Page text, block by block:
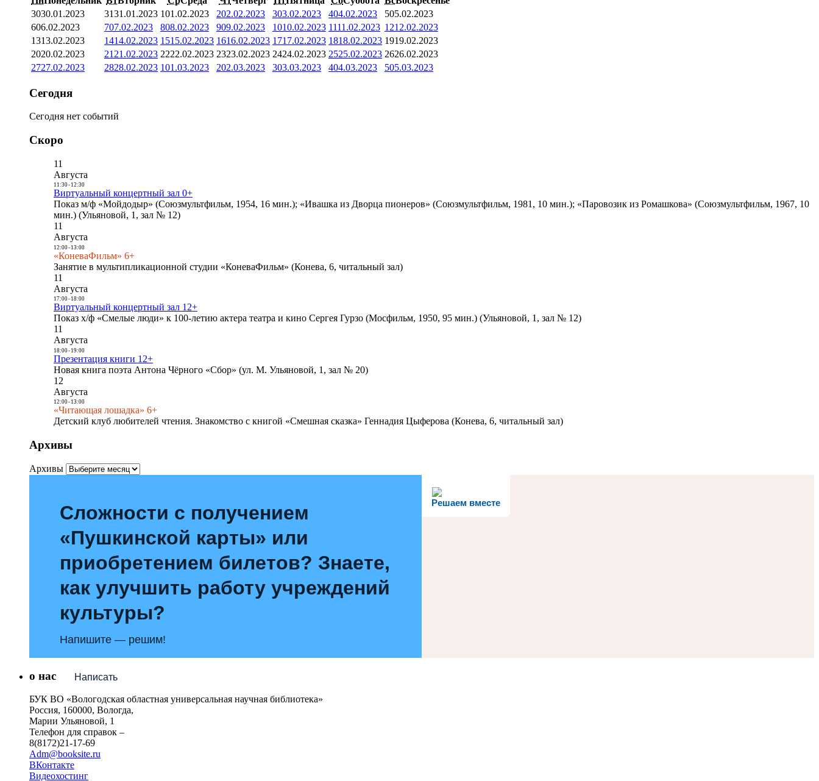
3030.01.2023 3131.01.2023 101.02.2023 202.02.2023 303.02.2023 404.02.2023 505.02.2023
606.02.2023 707.02.2023 808.02.2023 909.02.2023 1010.02.2023 1111.02.2023 1212.02.2023
1313.02.2023 1414.02.2023 1515.02.2023 1616.02.2023 1717.02.2023 1818.02.2023 1919.02.2023
2020.02.2023 21 21.02.2023 2222.02.2023 2323.02.2023 2424.02.2023 2525.02.2023 2626.02.2023
2727.02.2023 2828.02.2023 101.03.2023 202.03.2023 303.03.2023 404.03.2023 505.03.2023
Сегодня
Сегодня нет событий
Скоро
11
Августа
11:30- 12:30
Виртуальный концертный зал 0+
Показ м/ф «Мойдодыр» (Союзмультфильм, 1954, 16 мин.); «Ивашка из Дворца пионеров» (Союзмультфильм, 1981, 10 мин.); «Паровозик из Ромашкова» (Союзмультфильм, 1967, 10
мин.) (Ульяновой, 1, зал № 12)
11
Августа
12:00- 13:00
«КоневаФильм» 6+
Занятие в мультипликационной студии «КоневаФильм» (Конева, 6, читальный зал)
11
Августа
17:00- 18:00
Виртуальный концертный зал 12+
Показ х/ф «Смелые люди» к 100-летию актера театра и кино Сергея Гурзо (Мосфильм, 1950, 95 мин.) (Ульяновой, 1, зал № 12)
11
Августа
18:00- 19:00
Презентация книги 12+
Новая книга поэта Антона Чёрного «Сбор» (ул. М. Ульяновой, 1, зал № 20)
12
Августа
12:00- 13:00
«Читающая лошадка» 6+
Детский клуб любителей чтения. Знакомство с книгой «Смешная сказка» Геннадия Цыферова (Конева, 6, читальный зал)
Архивы
Архивы
Решаем вместе
Сложности с получением
«Пушкинской карты» или
приобретением билетов? Знаете,
как улучшить работу учреждений
культуры?
Напишите — решим!
Написать
о нас
БУК ВО «Вологодская областная универсальная научная библиотека»
Россия, 160000, Вологда,
Марии Ульяновой, 1
Телефон для справок –
8(8172)21-17-69
Adm@booksite.ru
ВКонтакте
Видеохостинг